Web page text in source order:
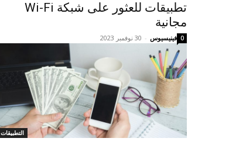
تطبيقات للعثور على شبكة Wi-Fi
مجانية
فينيسيوس - 30 نوفمبر 2023 0
التطبيقات